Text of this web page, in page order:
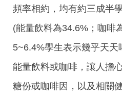
頻率相約，均有約三成半
(能量飲料為34.6%；咖啡
5~6.4%學生表示幾乎天天
能量飲料或咖啡，讓人擔
糖份或咖啡因，以及相關